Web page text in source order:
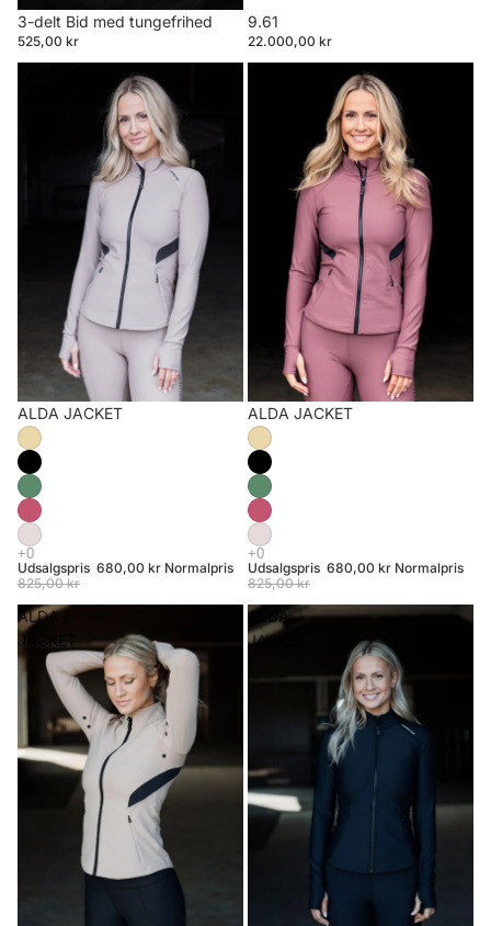
3-delt Bid med tungefrihed
525,00 kr
9.61
22.000,00 kr
Udsalg
ALDA JACKET
Udsalgspris 680,00 kr Normalpris
825,00 kr
Udsalg
ALDA JACKET
Udsalgspris 680,00 kr Normalpris
825,00 kr
ALDA
JACKET
ALDA
JACKET